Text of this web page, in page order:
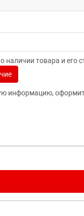
наличии товара и его
информацию,